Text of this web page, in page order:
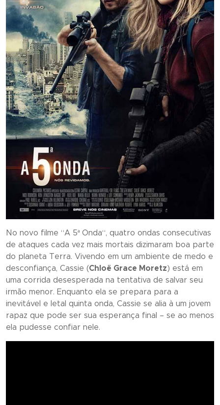
No novo filme “A 5ª Onda“, quatro ondas consecutivas
de ataques cada vez mais mortais dizimaram boa parte
do planeta Terra. Vivendo em um ambiente de medo e
desconfiança, Cassie (Chloë Grace Moretz) está em
uma corrida desesperada na tentativa de salvar seu
irmão menor. Enquanto ela se prepara para a
inevitável e letal quinta onda, Cassie se alia à um jovem
rapaz que pode ser sua esperança final – se ao menos
ela pudesse confiar nele.